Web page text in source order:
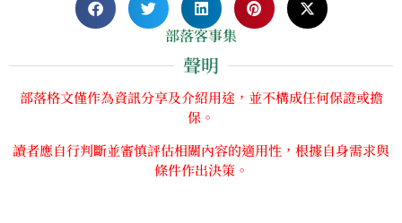
部落客事集
聲明
部落格文僅作為資訊分享及介紹用途，並不構成任何保證或擔
保。
讀者應自行判斷並審慎評估相關內容的適用性，根據自身需求與
條件作出決策。